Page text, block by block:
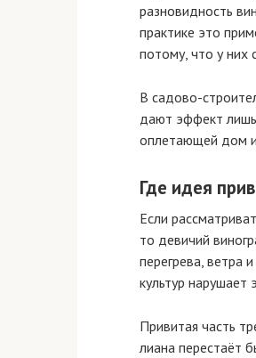
разновидность
практике это
потому, что у них
В садово-
дают эффект лишь
оплетающей дом
Где идея
Если
то девичий
перегрева, ветра
культур нарушает
Привитая часть
лиана перестаёт